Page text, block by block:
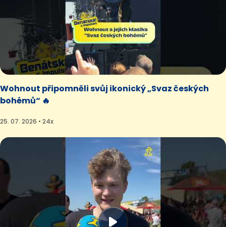
Wohnout připomněli svůj ikonický „Svaz českých
bohémů“ 🔥
25. 07. 2026 • 24x